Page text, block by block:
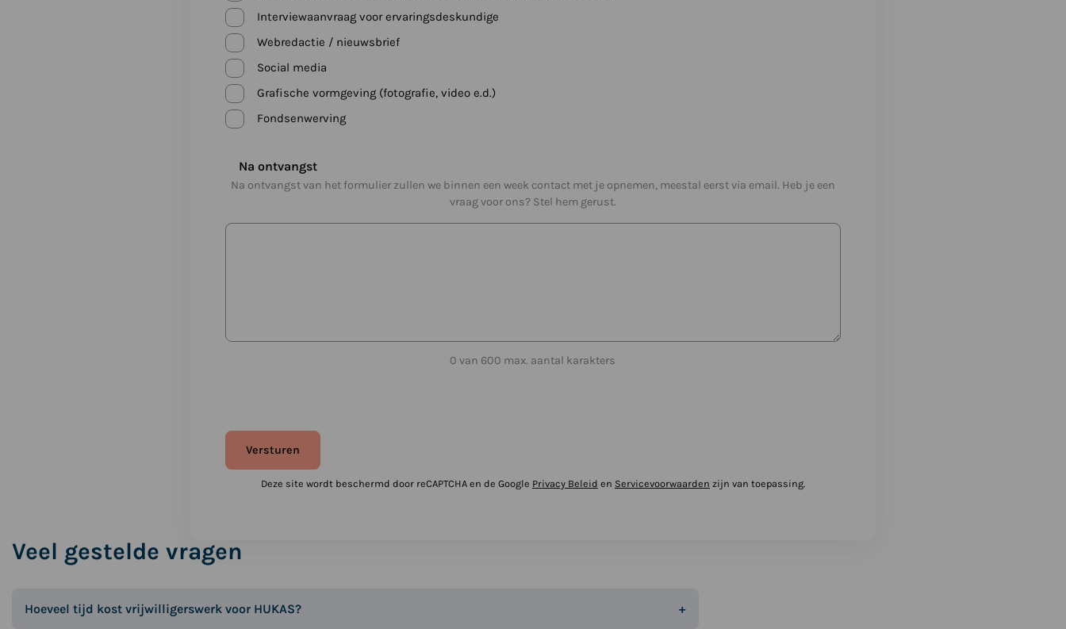
Interviewaanvraag voor ervaringsdeskundige
Webredactie / nieuwsbrief
Social media
Grafische vormgeving (fotografie, video e.d.)
Fondsenwerving
Na ontvangst
Na ontvangst van het formulier zullen we binnen een week contact met je opnemen, meestal eerst via email. Heb je een
vraag voor ons? Stel hem gerust.
0 van 600 max. aantal karakters
Deze site wordt beschermd door reCAPTCHA en de Google Privacy Beleid en Servicevoorwaarden zijn van toepassing.
Veel gestelde vragen
Hoeveel tijd kost vrijwilligerswerk voor HUKAS?